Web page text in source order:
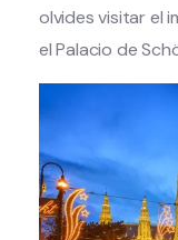
olvides visitar el
el Palacio de